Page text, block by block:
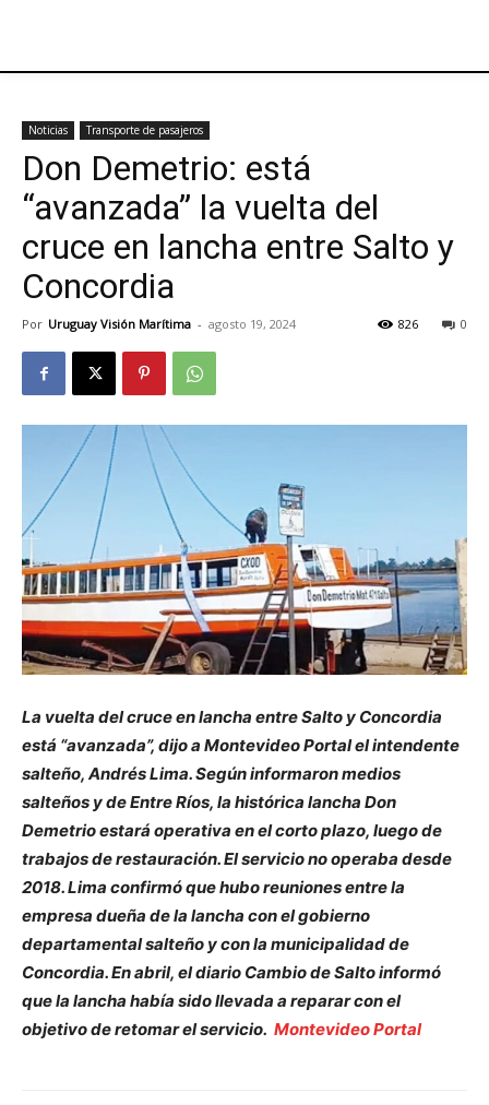
Noticias Transporte de pasajeros
Don Demetrio: está
“avanzada” la vuelta del
cruce en lancha entre Salto y
Concordia
Por Uruguay Visión Marítima - agosto 19, 2024 0
826
La vuelta del cruce en lancha entre Salto y Concordia
está “avanzada”, dijo a Montevideo Portal el intendente
salteño, Andrés Lima. Según informaron medios
salteños y de Entre Ríos, la histórica lancha Don
Demetrio estará operativa en el corto plazo, luego de
trabajos de restauración. El servicio no operaba desde
2018. Lima confirmó que hubo reuniones entre la
empresa dueña de la lancha con el gobierno
departamental salteño y con la municipalidad de
Concordia. En abril, el diario Cambio de Salto informó
que la lancha había sido llevada a reparar con el
objetivo de retomar el servicio. Montevideo Portal